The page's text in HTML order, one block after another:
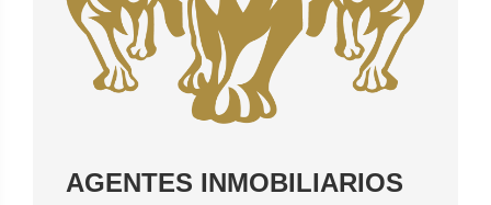
AGENTES INMOBILIARIOS